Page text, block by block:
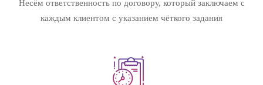
Несём ответственность по договору, который заключаем с
каждым клиентом с указанием чёткого задания